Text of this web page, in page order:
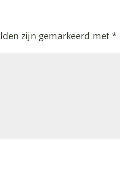
zijn gemarkeerd met *